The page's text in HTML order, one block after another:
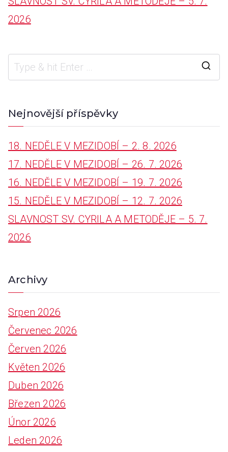
2026
r
Nejnovější příspěvky
18. NEDĚLE V MEZIDOBÍ – 2. 8. 2026
17. NEDĚLE V MEZIDOBÍ – 26. 7. 2026
16. NEDĚLE V MEZIDOBÍ – 19. 7. 2026
15. NEDĚLE V MEZIDOBÍ – 12. 7. 2026
SLAVNOST SV. CYRILA A METODĚJE – 5. 7.
2026
Archivy
Srpen 2026
Červenec 2026
Červen 2026
Květen 2026
Duben 2026
Březen 2026
Únor 2026
Leden 2026